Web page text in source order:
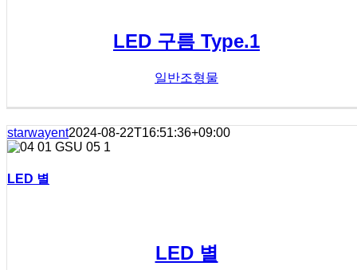
LED 구름 Type.1
일반조형물
starwayent2024-08-22T16:51:36+09:00
LED 별
LED 별